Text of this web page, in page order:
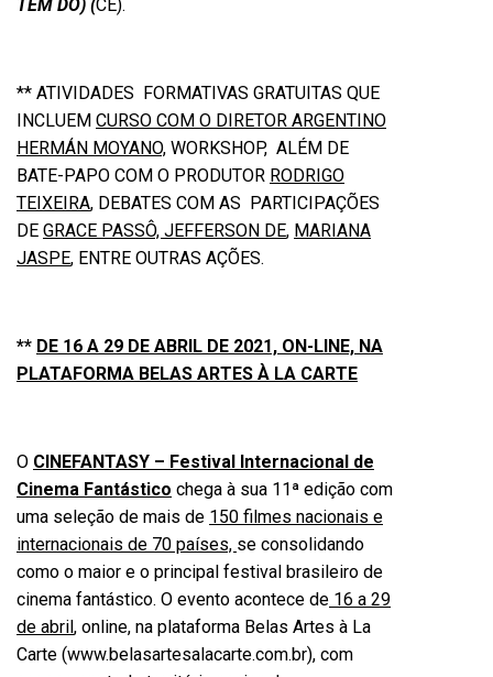
TEM DÓ) (CE).
** ATIVIDADES FORMATIVAS GRATUITAS QUE
INCLUEM CURSO COM O DIRETOR ARGENTINO
HERMÁN MOYANO, WORKSHOP, ALÉM DE
BATE-PAPO COM O PRODUTOR RODRIGO
TEIXEIRA, DEBATES COM AS PARTICIPAÇÕES
DE GRACE PASSÔ, JEFFERSON DE, MARIANA
JASPE, ENTRE OUTRAS AÇÕES.
** DE 16 A 29 DE ABRIL DE 2021, ON-LINE, NA
PLATAFORMA BELAS ARTES À LA CARTE
O CINEFANTASY – Festival Internacional de
Cinema Fantástico chega à sua 11ª edição com
uma seleção de mais de 150 filmes nacionais e
internacionais de 70 países, se consolidando
como o maior e o principal festival brasileiro de
cinema fantástico. O evento acontece de 16 a 29
de abril, online, na plataforma Belas Artes à La
Carte (www.belasartesalacarte.com.br), com